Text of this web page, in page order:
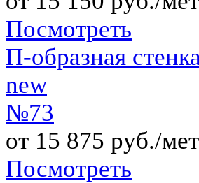
Посмотреть
П-образная
new
№73
от 15 875 руб./
Посмотреть